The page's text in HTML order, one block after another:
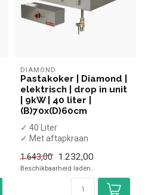
DIAMOND
Pastakoker | Diamond |
elektrisch | drop in unit
| 9kW | 40 liter |
(B)70x(D)60cm
✓ 40 Liter
✓ Met aftapkraan
✓ 9 kW
✓ 400 Volt
1.643,00 1.232,00
Beschikbaarheid laden..